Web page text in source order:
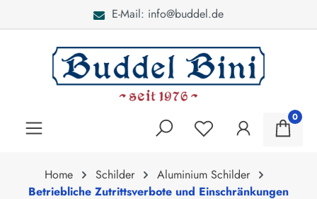
E-Mail: info@buddel.de
0
Home Schilder
Aluminium Schilder
Betriebliche Zutrittsverbote und Einschränkungen